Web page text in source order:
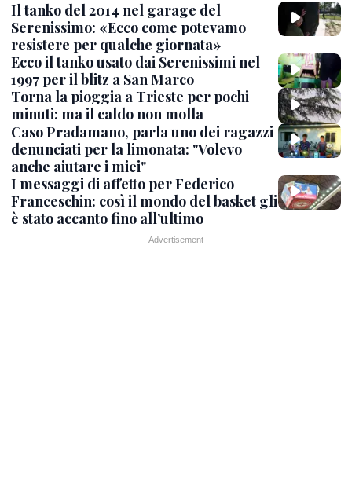
Il tanko del 2014 nel garage del
Serenissimo: «Ecco come potevamo
resistere per qualche giornata»
Ecco il tanko usato dai Serenissimi nel
1997 per il blitz a San Marco
Torna la pioggia a Trieste per pochi
minuti: ma il caldo non molla
Caso Pradamano, parla uno dei ragazzi
denunciati per la limonata: "Volevo
anche aiutare i miei"
I messaggi di affetto per Federico
Franceschin: così il mondo del basket gli
è stato accanto fino all’ultimo